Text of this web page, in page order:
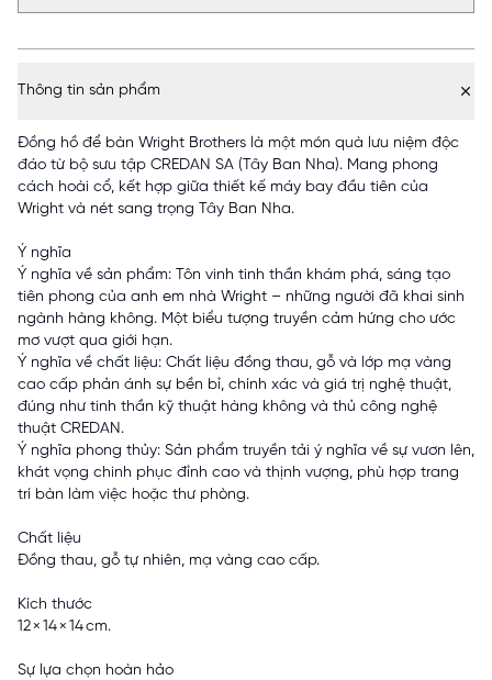
Thông tin sản phẩm
Đồng hồ để bàn Wright Brothers là một món quà lưu niệm độc
đáo từ bộ sưu tập CREDAN SA (Tây Ban Nha). Mang phong
cách hoài cổ, kết hợp giữa thiết kế máy bay đầu tiên của
Wright và nét sang trọng Tây Ban Nha.
Ý nghĩa
Ý nghĩa về sản phẩm: Tôn vinh tinh thần khám phá, sáng tạo
tiên phong của anh em nhà Wright – những người đã khai sinh
ngành hàng không. Một biểu tượng truyền cảm hứng cho ước
mơ vượt qua giới hạn.
Ý nghĩa về chất liệu: Chất liệu đồng thau, gỗ và lớp mạ vàng
cao cấp phản ánh sự bền bỉ, chính xác và giá trị nghệ thuật,
đúng như tinh thần kỹ thuật hàng không và thủ công nghệ
thuật CREDAN.
Ý nghĩa phong thủy: Sản phẩm truyền tải ý nghĩa về sự vươn lên,
khát vọng chinh phục đỉnh cao và thịnh vượng, phù hợp trang
trí bàn làm việc hoặc thư phòng.
Chất liệu
Đồng thau, gỗ tự nhiên, mạ vàng cao cấp.
Kích thước
12 × 14 × 14 cm.
Sự lựa chọn hoàn hảo